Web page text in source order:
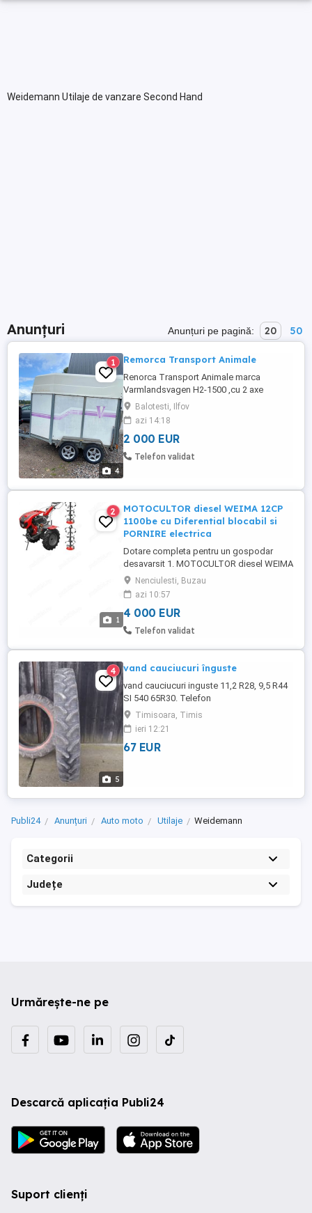
Weidemann Utilaje de vanzare Second Hand
Anunțuri Anunțuri pe pagină: 20 50
4
1 Remorca Transport Animale
Renorca Transport Animale marca
Varmlandsvagen H2-1500 ,cu 2 axe
provenienta Suedia -lungime = 4000cm -
latime =2000cm -lungime bena =2870cm -
inaltime =2160cm -masapropie 610kg -
masa maxima autorizata 1500kg Remorca
a fost recent reparata cu podea nou din
Balotesti, Ilfov
azi 14:18
2 000 EUR
Telefon validat
1
2
MOTOCULTOR diesel WEIMA 12CP
1100be cu Diferential blocabil si
PORNIRE electrica
Dotare completa pentru un gospodar
desavarsit 1. MOTOCULTOR diesel WEIMA
12CP 1100be cu Diferential blocabil si
PORNIRE electrica > 2. Remorca
motocultor cu greutate incarcatura pana la
600Kg 3. Plug DUBLU reversibil 4. Freza
dubla cu posibilitatea de sectionare 5.
Nenciulesti, Buzau
azi 10:57
4 000 EUR
Telefon validat
5
4 vand cauciucuri înguste
vand cauciucuri inguste 11,2 R28, 9,5 R44
SI 540 65R30. Telefon
Timisoara, Timis
ieri 12:21
67 EUR
Publi24 Anunțuri Auto moto Utilaje Weidemann
Categorii
Județe
Urmărește-ne pe
Descarcă aplicația Publi24
Suport clienți